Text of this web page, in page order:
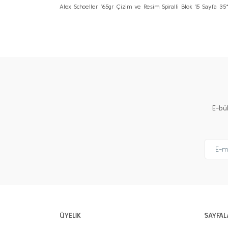
Alex Schoeller 165gr Çizim ve Resim Spiralli Blok 15 Sayfa
E-
ÜYELİK